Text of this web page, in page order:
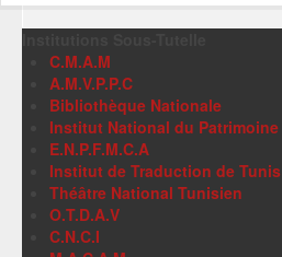
C.M.A.M
A.M.V.P.P.C
Bibliothèque Nationale
Institut National du Patrimoine
E.N.P.F.M.C.A
Institut de Traduction de Tunis
Théâtre National Tunisien
O.T.D.A.V
C.N.C.I